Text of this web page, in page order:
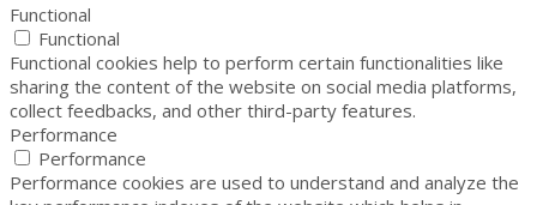
Functional
Functional
Functional cookies help to perform certain functionalities like
sharing the content of the website on social media platforms,
collect feedbacks, and other third-party features.
Performance
Performance
Performance cookies are used to understand and analyze the